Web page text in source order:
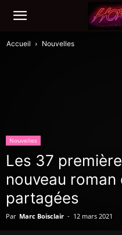
Accueil Nouvelles
Nouvelles
Les 37
nouveau
partagées
Par Marc Boisclair - 12 mars 2021